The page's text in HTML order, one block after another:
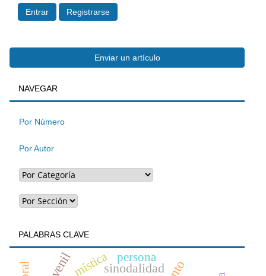
Entrar Registrarse
Enviar
un
artículo
Enviar un artículo
BUSQUEDA
NAVEGAR
Por Número
Por Autor
PALABRAS CLAVE
sinodalidad
mística persona